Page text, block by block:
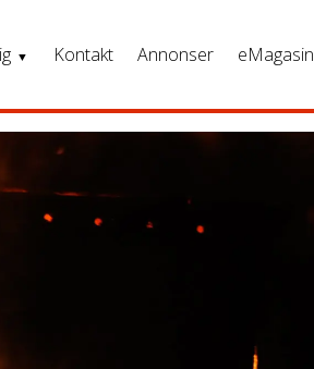
Kontakt Annonser eMagasin